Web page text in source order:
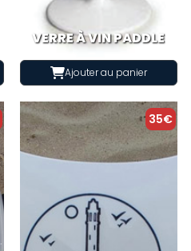
VERRE À VIN PADDLE
Ajouter au panier
35€